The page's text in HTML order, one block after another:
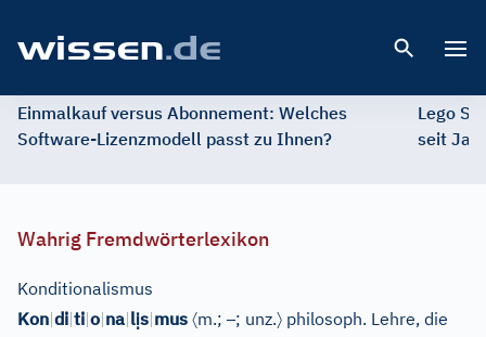
Einmalkauf versus Abonnement: Welches
Software-Lizenzmodell passt zu Ihnen?
Lego
seit
Wahrig Fremdwörterlexikon
Konditionalismus
Kon|di|ti|o|na|lịs|mus 〈m.;–; unz.〉 philosoph. Lehre, die